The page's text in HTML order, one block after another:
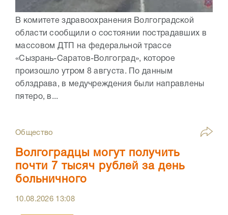
В комитете здравоохранения Волгоградской
области сообщили о состоянии пострадавших в
массовом ДТП на федеральной трассе
«Сызрань-Саратов-Волгоград», которое
произошло утром 8 августа. По данным
облздрава, в медучреждения были направлены
пятеро, в...
Общество
Волгоградцы могут получить
почти 7 тысяч рублей за день
больничного
10.08.2026 13:08